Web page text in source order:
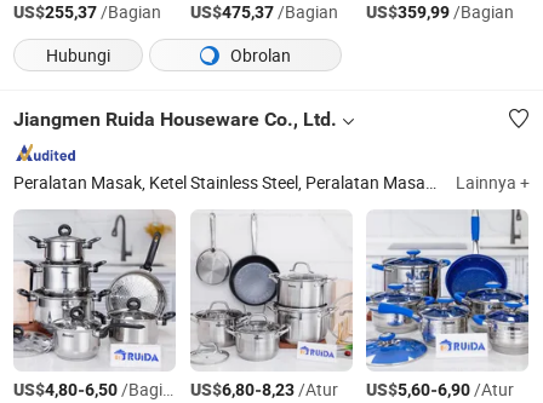
US$255,37/Bagian US$475,37/Bagian US$359,99/Bagian
Hubungi
Obrolan
Jiangmen Ruida Houseware Co., Ltd.
Peralatan Masak, Ketel Stainless Steel, Peralatan Masak Stainless Steel, Ketel, Peralatan Makan, Peralatan Dapur, Kompor, 30PCS Peralatan Masak Stainless Steel, Alat Masak, Panci Masak Lainnya +
US$4,80-6,50/Bagian US$6,80-8,23/Atur US$5,60-6,90/Atur